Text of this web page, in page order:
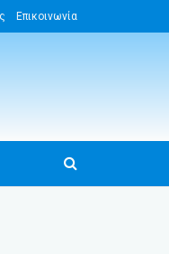
Επικοινωνία